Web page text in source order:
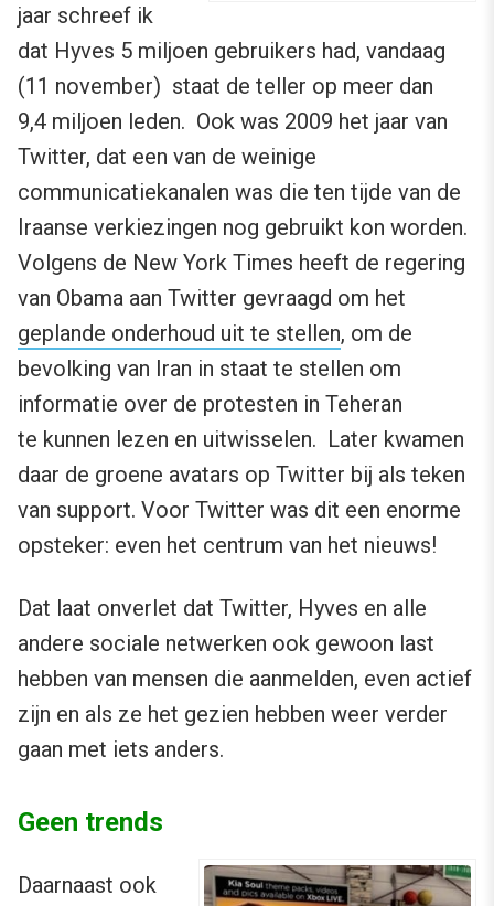
jaar schreef ik
dat Hyves 5 miljoen gebruikers had, vandaag
(11 november) staat de teller op meer dan
9,4 miljoen leden. Ook was 2009 het jaar van
Twitter, dat een van de weinige
communicatiekanalen was die ten tijde van de
Iraanse verkiezingen nog gebruikt kon worden.
Volgens de New York Times heeft de regering
van Obama aan Twitter gevraagd om het
geplande onderhoud uit te stellen, om de
bevolking van Iran in staat te stellen om
informatie over de protesten in Teheran
te kunnen lezen en uitwisselen. Later kwamen
daar de groene avatars op Twitter bij als teken
van support. Voor Twitter was dit een enorme
opsteker: even het centrum van het nieuws!
Dat laat onverlet dat Twitter, Hyves en alle
andere sociale netwerken ook gewoon last
hebben van mensen die aanmelden, even actief
zijn en als ze het gezien hebben weer verder
gaan met iets anders.
Geen trends
Daarnaast ook